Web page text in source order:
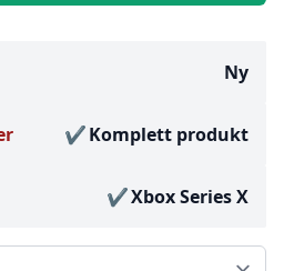
Ny
Komplett produkt
Xbox Series X